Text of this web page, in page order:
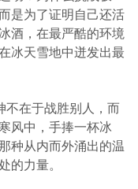
是为了证明自己还活
酒，在最严酷的环境
冰天雪地中迸发出最
不在于战胜别人，而
风中，手捧一杯冰
种从内而外涌出的温
力量。